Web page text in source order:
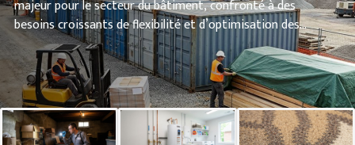
majeur pour le secteur du bâtiment, confronté à des
besoins croissants de flexibilité et d’optimisation des
espaces. Cet article explore comment la construction
s’adapte pour y répondre de manière innovante, en
intégrant des solutions à la fois pratiques et durables.
Découvrez à travers les sections suivantes comment les
professionnels repensent les infrastructures pour
relever ces défis et anticiper les évolutions du marché,